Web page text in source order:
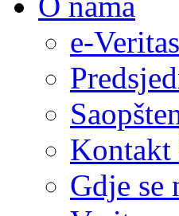
e-
Gdje se